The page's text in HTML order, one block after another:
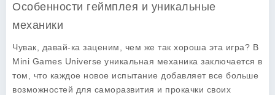
Особенности геймплея и уникальные
механики
Чувак, давай-ка заценим, чем же так хороша эта игра? В
Mini Games Universe уникальная механика заключается в
том, что каждое новое испытание добавляет все больше
возможностей для саморазвития и прокачки своих